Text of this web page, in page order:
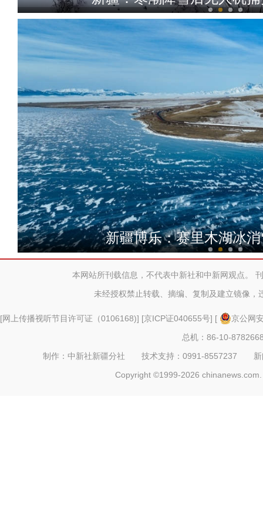
塔克拉玛干沙漠机械植绿
新疆博乐：赛里木湖冰
本网站所刊载信息，不代表中新社和中新网观点。
未经授权禁止转载、摘编、复制及建立镜像，
[网上传播视听节目许可证（0106168)] [京ICP证040655号] [
京公网
总机：86-10-
制作：中新社新疆分社 技术支持：0991-8557237
Copyright ©1999-2026